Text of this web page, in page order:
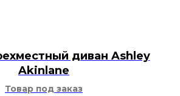
диван Ashley
Akinlane
Товар под заказ